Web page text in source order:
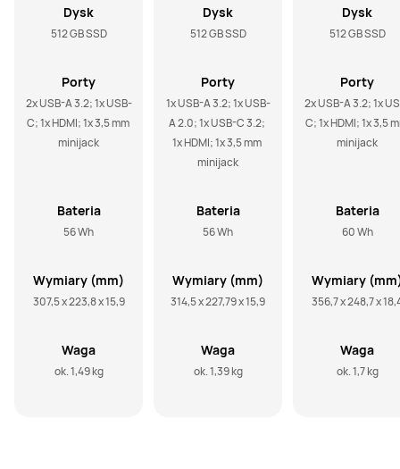
Dysk
512 GB SSD
Porty
2x USB-A 3.2; 1x USB-
C; 1x HDMI; 1x 3,5 mm
minijack
Bateria
56 Wh
Wymiary (mm)
307,5 x 223,8 x 15,9
Waga
ok. 1,49 kg
Dysk
512 GB SSD
Porty
1x USB-A 3.2; 1x USB-
A 2.0; 1x USB-C 3.2;
1x HDMI; 1x 3,5 mm
minijack
Bateria
56 Wh
Wymiary (mm)
314,5 x 227,79 x 15,9
Waga
ok. 1,39 kg
Dysk
512 GB SSD
Porty
2x USB-A 3.2; 1x
C; 1x HDMI; 1x 3,5
minijack
Bateria
60 Wh
Wymiary
356,7 x 248,7 x
Waga
ok. 1,7 kg